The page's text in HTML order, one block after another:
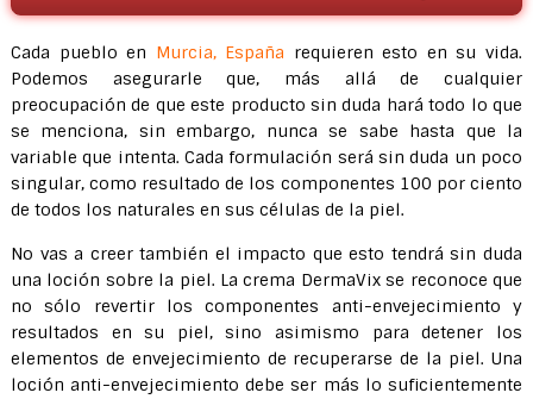
Cada pueblo en Murcia, España requieren esto en su vida.
Podemos asegurarle que, más allá de cualquier
preocupación de que este producto sin duda hará todo lo que
se menciona, sin embargo, nunca se sabe hasta que la
variable que intenta. Cada formulación será sin duda un poco
singular, como resultado de los componentes 100 por ciento
de todos los naturales en sus células de la piel.
No vas a creer también el impacto que esto tendrá sin duda
una loción sobre la piel. La crema DermaVix se reconoce que
no sólo revertir los componentes anti-envejecimiento y
resultados en su piel, sino asimismo para detener los
elementos de envejecimiento de recuperarse de la piel. Una
loción anti-envejecimiento debe ser más lo suficientemente